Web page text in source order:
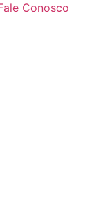
Conosco